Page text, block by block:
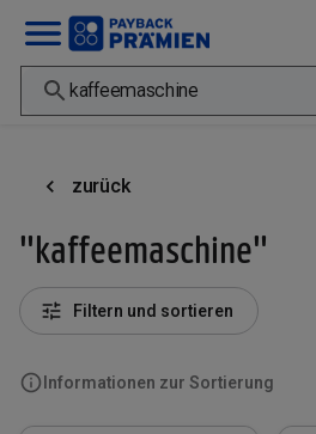
zurück
"kaffeemaschine"
Informationen zur Sortierung
Filtern und sortieren